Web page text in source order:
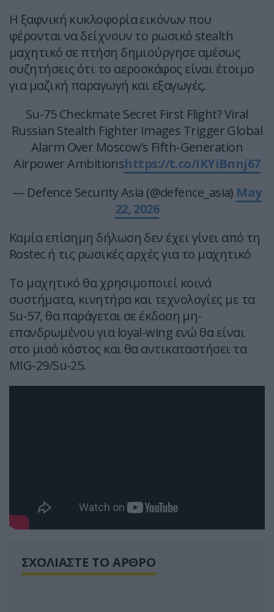
Η ξαφνική κυκλοφορία εικόνων που
φέρονται να δείχνουν το ρωσικό stealth
μαχητικό σε πτήση δημιούργησε αμέσως
συζητήσεις ότι το αεροσκάφος είναι έτοιμο
για μαζική παραγωγή και εξαγωγές.
Su-75 Checkmate Secret First Flight? Viral
Russian Stealth Fighter Images Trigger Global
Alarm Over Moscow’s Fifth-Generation
Airpower Ambitionshttps://t.co/IKYiBnnj67
— Defence Security Asia (@defence_asia) May
22, 2026
Καμία επίσημη δήλωση δεν έχει γίνει από τη
Rostec ή τις ρωσικές αρχές για το μαχητικό
Το μαχητικό θα χρησιμοποιεί κοινά
συστήματα, κινητήρα και τεχνολογίες με τα
Su-57, θα παράγεται σε έκδοση μη-
επανδρωμένου για loyal-wing ενώ θα είναι
στο μισό κόστος και θα αντικαταστήσει τα
MIG-29/Su-25.
ΣΧΟΛΙΑΣΤΕ ΤΟ ΑΡΘΡΟ